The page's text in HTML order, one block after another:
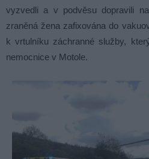
vyzvedli a v podvěsu dopravili
zraněná žena zafixována do
k vrtulníku záchranné služby,
nemocnice v Motole.